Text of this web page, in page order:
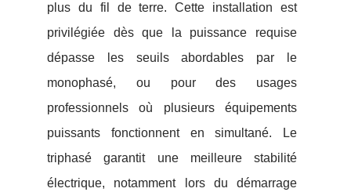
plus du fil de terre. Cette installation est
privilégiée dès que la puissance requise
dépasse les seuils abordables par le
monophasé, ou pour des usages
professionnels où plusieurs équipements
puissants fonctionnent en simultané. Le
triphasé garantit une meilleure stabilité
électrique, notamment lors du démarrage